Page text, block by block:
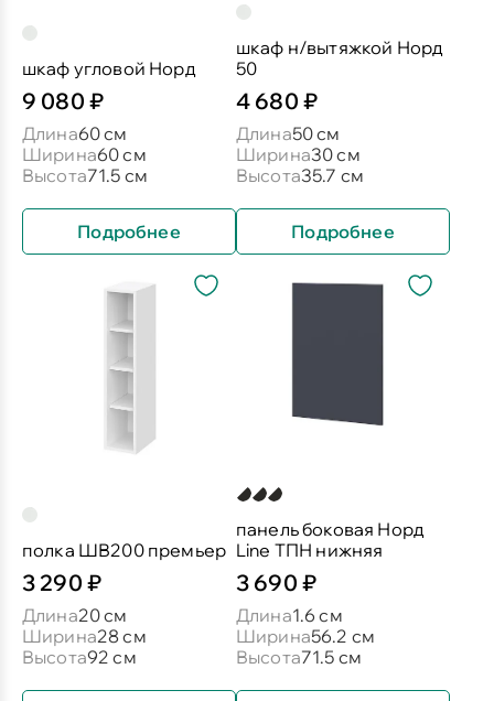
шкаф угловой Норд
9 080 ₽
Длина60 см
Ширина60 см
Высота71.5 см
Подробнее
шкаф н/вытяжкой Норд
50
4 680 ₽
Длина50 см
Ширина30 см
Высота35.7 см
Подробнее
полка ШВ200 премьер
3 290 ₽
Длина20 см
Ширина28 см
Высота92 см
панель боковая Норд
Line ТПН нижняя
3 690 ₽
Длина1.6 см
Ширина56.2 см
Высота71.5 см